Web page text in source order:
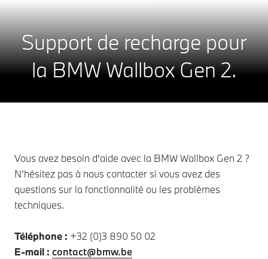
Support de recharge pour
la BMW Wallbox Gen 2.
Vous avez besoin d'aide avec la BMW Wallbox Gen 2 ?
N’hésitez pas à nous contacter si vous avez des
questions sur la fonctionnalité ou les problèmes
techniques.
Téléphone : +32 (0)3 890 50 02
E-mail : contact@bmw.be